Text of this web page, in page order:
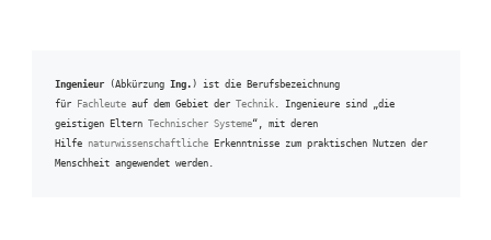
Ingenieur (Abkürzung Ing. ) ist die Berufsbezeichnung
für
Fachleute auf dem Gebiet der Technik . Ingenieure sind „die
geistigen Eltern Technischer Systeme“, mit deren
Hilfe naturwissenschaftliche Erkenntnisse zum praktischen Nutzen der
Menschheit angewendet werden.